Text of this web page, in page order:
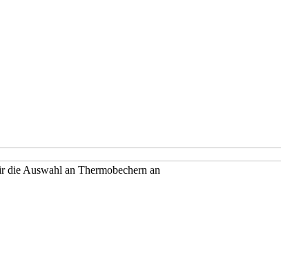
die Auswahl an Thermobechern an